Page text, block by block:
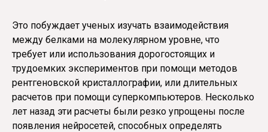
Это побуждает ученых изучать взаимодействия
между белками на молекулярном уровне, что
требует или использования дорогостоящих и
трудоемких экспериментов при помощи методов
рентгеновской кристаллографии, или длительных
расчетов при помощи суперкомпьютеров. Несколько
лет назад эти расчеты были резко упрощены после
появления нейросетей, способных определять